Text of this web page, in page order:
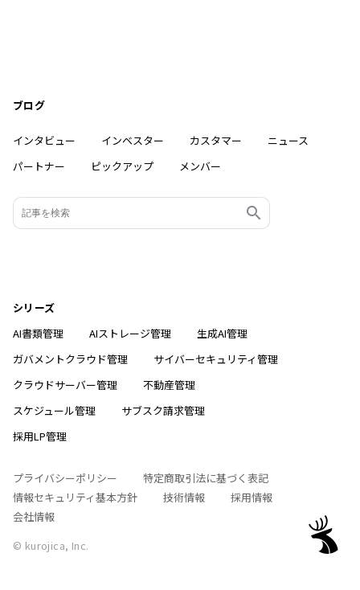
ブログ
インタビュー インベスター カスタマー
ニュース
パートナー
ピックアップ メンバー
シリーズ
AI書類管理
AIストレージ管理
生成AI管理
ガバメントクラウド管理
サイバーセキュリティ管理
クラウドサーバー管理
不動産管理
スケジュール管理
サブスク請求管理
採用LP管理
プライバシーポリシー
特定商取引法に基づく表記
情報セキュリティ基本方針
技術情報
採用情報
会社情報
© kurojica, Inc.